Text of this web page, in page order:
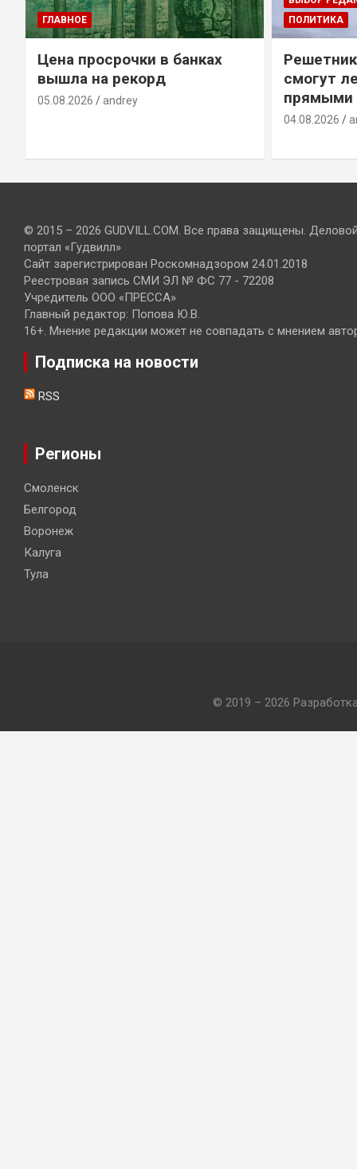
ГЛАВНОЕ
Цена просрочки в банках
вышла на рекорд
05.08.2026 andrey
ПОЛИТИКА
смогут
прямыми
04.08.2026
© 2015 – 2026 GUDVILL.COM. Все права защищены.
портал «Гудвилл»
Сайт зарегистрирован Роскомнадзором 24.01.2018
Реестровая запись СМИ ЭЛ № ФС 77 - 72208
Учредитель ООО «ПРЕССА»
Главный редактор: Попова Ю.В.
16+. Мнение редакции может не совпадать с мнением
Подписка на новости
RSS
Регионы
Смоленск
Белгород
Воронеж
Калуга
Тула
© 2019 – 2026